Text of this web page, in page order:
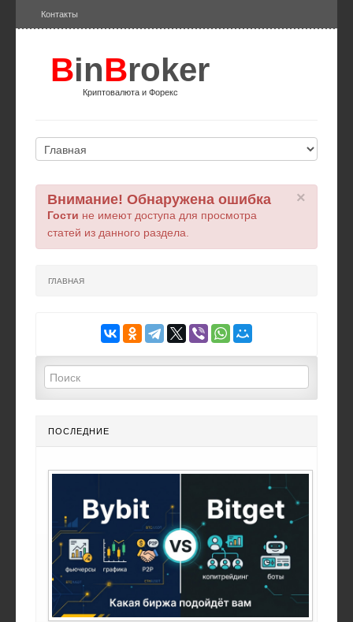
Контакты
BinBroker
Криптовалюта и Форекс
×
Внимание! Обнаружена ошибка
Гости не имеют доступа для просмотра
статей из данного раздела.
ГЛАВНАЯ
ПОСЛЕДНИЕ